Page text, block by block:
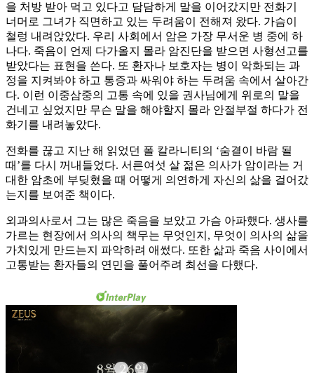
을 처방 받아 먹고 있다고 담담하게 말을 이어갔지만 전화기
너머로 그녀가 직면하고 있는 두려움이 전해져 왔다. 가슴이
철렁 내려앉았다. 우리 사회에서 암은 가장 무서운 병 중에 하
나다. 죽음이 언제 다가올지 몰라 암진단을 받으면 사형선고를
받았다는 표현을 쓴다. 또 환자나 보호자는 병이 악화되는 과
정을 지켜봐야 하고 통증과 싸워야 하는 두려움 속에서 살아간
다. 이런 이중삼중의 고통 속에 있을 권사님에게 위로의 말을
건네고 싶었지만 무슨 말을 해야할지 몰라 안절부절 하다가 전
화기를 내려놓았다.
전화를 끊고 지난 해 읽었던 폴 칼라니티의 ‘숨결이 바람 될
때’를 다시 꺼내들었다. 서른여섯 살 젊은 의사가 암이라는 거
대한 암초에 부딪혔을 때 어떻게 의연하게 자신의 삶을 걸어갔
는지를 보여준 책이다.
외과의사로서 그는 많은 죽음을 보았고 가슴 아파했다. 생사를
가르는 현장에서 의사의 책무는 무엇인지, 무엇이 의사의 삶을
가치있게 만드는지 파악하려 애썼다. 또한 삶과 죽음 사이에서
고통받는 환자들의 연민을 풀어주려 최선을 다했다.